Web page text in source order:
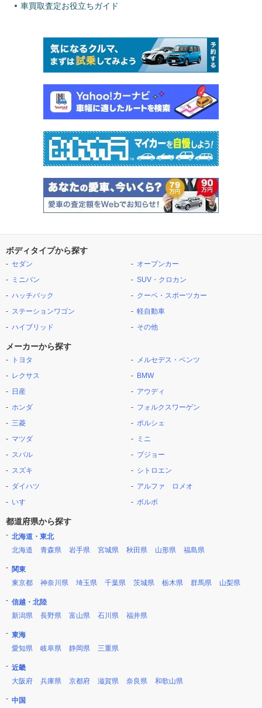
車買取査定お役立ちガイド
ボディタイプから探す
セダン
ミニバン
ハッチバック
ステーションワゴン
ハイブリッド
オープンカー
SUV・クロカン
クーペ・スポーツカー
軽自動車
その他
メーカーから探す
トヨタ
レクサス
日産
ホンダ
三菱
マツダ
スバル
スズキ
ダイハツ
いすゞ
メルセデス・ベンツ
BMW
アウディ
フォルクスワーゲン
ポルシェ
ミニ
プジョー
シトロエン
アルファ ロメオ
ボルボ
都道府県から探す
北海道・東北
北海道
青森県 岩手県 宮城県 秋田県 山形県 福島県
関東
東京都
神奈川県 埼玉県 千葉県 茨城県 栃木県 群馬県 山梨県
信越・北陸
新潟県
長野県 富山県 石川県 福井県
東海
愛知県
岐阜県 静岡県 三重県
近畿
大阪府
兵庫県 京都府 滋賀県 奈良県 和歌山県
中国